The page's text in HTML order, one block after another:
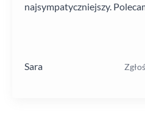
najsympatyczniejszy.
Sara